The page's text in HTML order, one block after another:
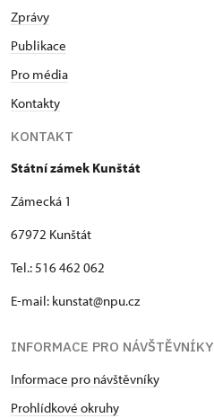
Zprávy
Publikace
Pro média
Kontakty
KONTAKT
Státní zámek Kunštát
Zámecká 1
67972 Kunštát
Tel.: 516 462 062
E-mail: kunstat@npu.cz
INFORMACE PRO NÁVŠTĚVNÍKY
Informace pro návštěvníky
Prohlídkové okruhy